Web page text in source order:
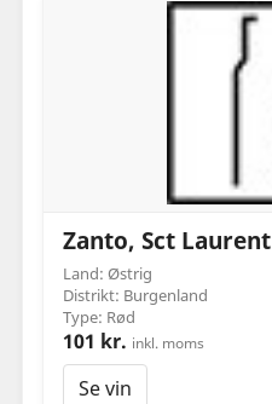
Zanto, Sct Laurent
Land: Østrig
Distrikt: Burgenland
Type: Rød
101 kr. inkl. moms
Se vin